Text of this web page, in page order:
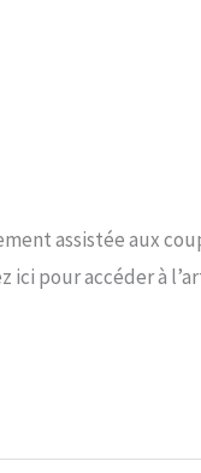
assistée aux
ici pour accéder à